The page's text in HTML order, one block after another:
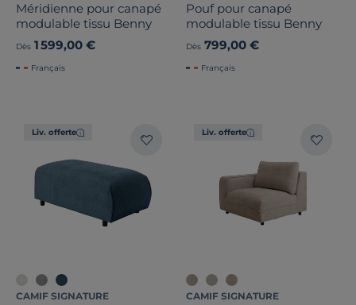
Méridienne pour canapé
modulable tissu Benny
Dès 1 599,00 €
Français
Pouf pour canapé
modulable tissu Benny
Dès 799,00 €
Français
Liv. offerte
CAMIF SIGNATURE
Liv. offerte
CAMIF SIGNATURE